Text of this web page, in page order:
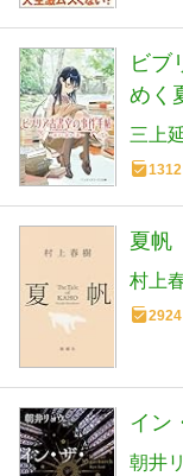
ビブ
めく
三上
1312
夏帆
村上
2924
イン
朝井